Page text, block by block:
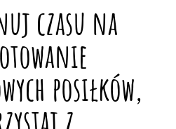
czasu na
posiłków,